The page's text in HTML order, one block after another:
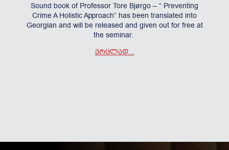
Sound book of Professor Tore Bjørgo – “ Preventing
Crime A Holistic Approach” has been translated into
Georgian and will be released and given out for free at
the seminar.
ᲕᲠᲪᲚᲐᲓ...